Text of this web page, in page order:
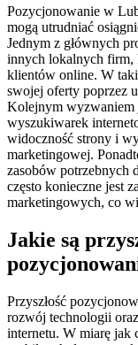
Pozycjonowanie w
mogą utrudniać
Jednym z głównych
innych lokalnych firm,
klientów online. W
swojej oferty poprzez
Kolejnym wyzwaniem
wyszukiwarek
widoczność strony i
marketingowej.
zasobów potrzebnych
często konieczne jest
marketingowych, co
Jakie są
Przyszłość
rozwój technologii
internetu. W miarę jak